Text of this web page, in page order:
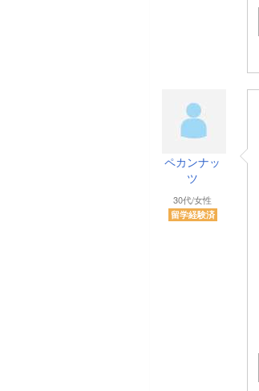
ペカンナッ
ツ
30代/女性
留学経験済